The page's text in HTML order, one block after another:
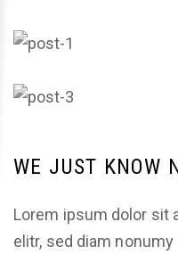
WE JUST KNOW
Lorem ipsum dolor sit
elitr, sed diam